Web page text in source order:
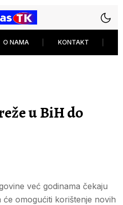
O NAMA KONTAKT
u BiH do
već godinama čekaju
omogućiti korištenje novih